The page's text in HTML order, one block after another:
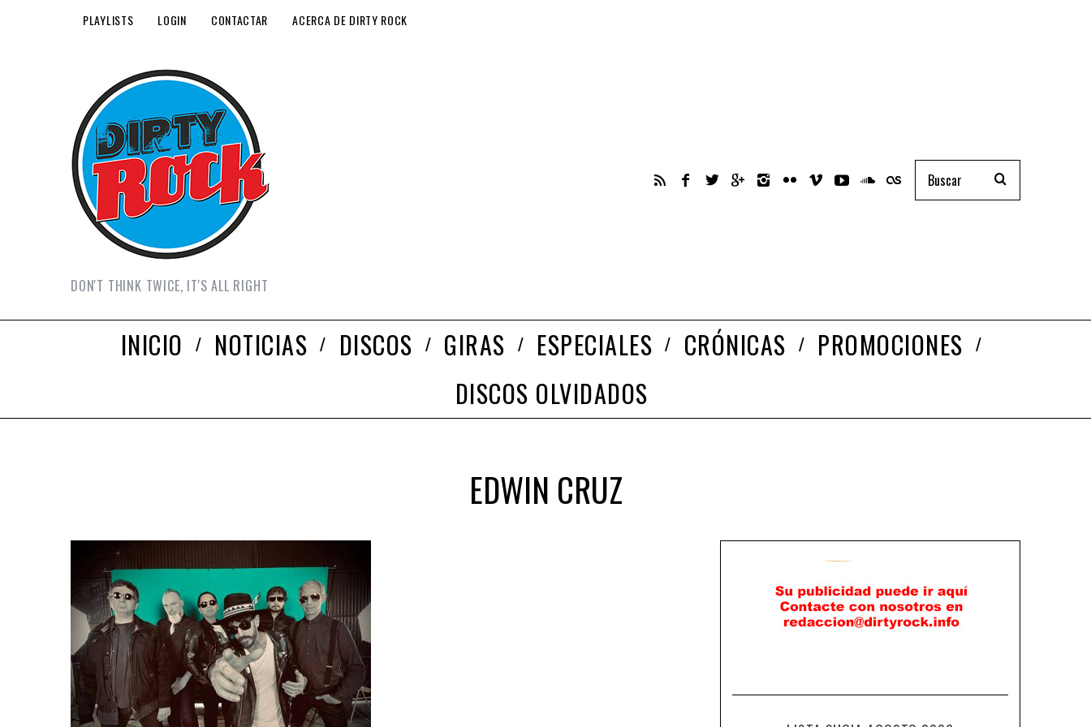
PLAYLISTS LOGIN CONTACTAR ACERCA DE DIRTY ROCK
DON'T THINK TWICE, IT'S ALL RIGHT
INICIO NOTICIAS DISCOS GIRAS ESPECIALES CRÓNICAS
PROMOCIONES
DISCOS OLVIDADOS
EDWIN CRUZ